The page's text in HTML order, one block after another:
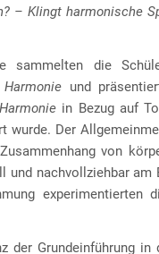
– Klingt harmonische
sammelten die
Harmonieund
Harmoniein Bezug auf
wurde. Der
von
und nachvollziehbar
der Grundeinführung